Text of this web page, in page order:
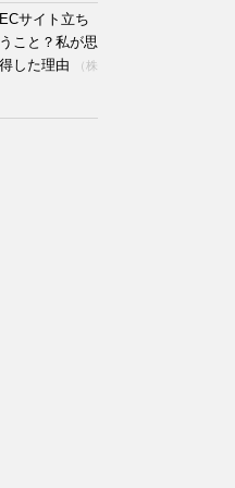
サイト立ち
こと？私が思
した理由
（株